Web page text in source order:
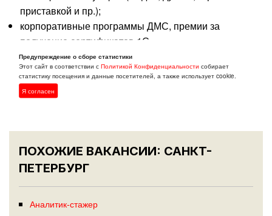
приставкой и пр.);
корпоративные программы ДМС, премии за
получение сертификатов 1С.
Откликнуться
ПОХОЖИЕ ВАКАНСИИ: САНКТ-
ПЕТЕРБУРГ
Аналитик-стажер
Предупреждение о сборе статистики
Этот сайт в соответствии сПолитикой Конфиденциальности собирает
статистику посещения и данные посетителей, а также использует cookie.
Я согласен